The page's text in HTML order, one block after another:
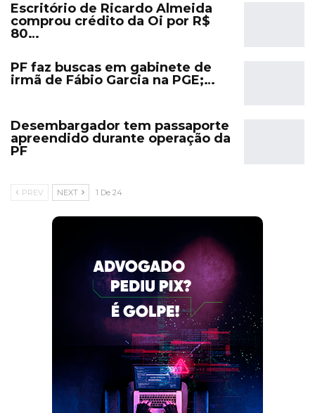
Escritório de Ricardo Almeida
comprou crédito da Oi por R$
80…
PF faz buscas em gabinete de
irmã de Fábio Garcia na PGE;…
Desembargador tem passaporte
apreendido durante operação da
PF
PREV NEXT 1 De 24